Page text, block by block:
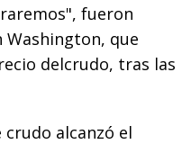
fueron
Washington, que
delcrudo, tras las
alcanzó el